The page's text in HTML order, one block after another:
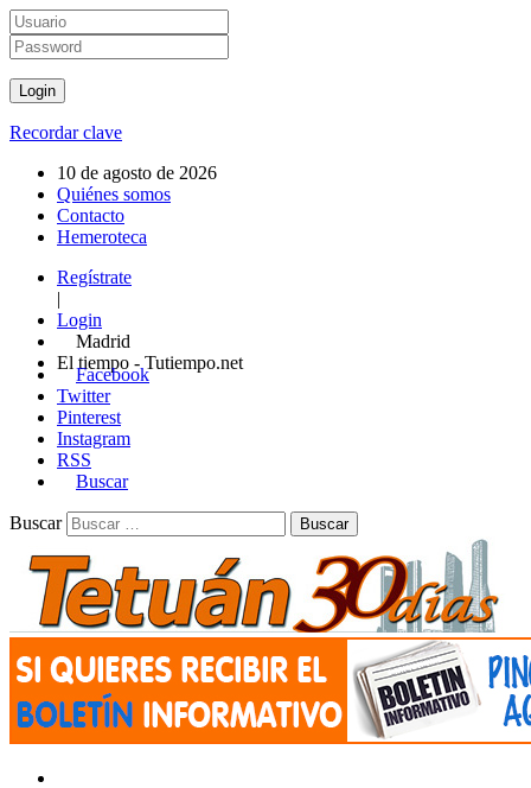
Recordar clave
10 de agosto de 2026
Quiénes somos
Contacto
Hemeroteca
Regístrate
|
Login
Madrid
El tiempo - Tutiempo.net
Facebook
Twitter
Pinterest
Instagram
RSS
Buscar
Buscar